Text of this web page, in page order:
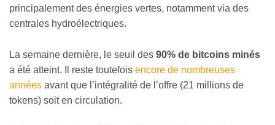
principalement des énergies vertes, notamment via des
centrales hydroélectriques.
La semaine dernière, le seuil des 90% de bitcoins minés
a été atteint. Il reste toutefois encore de nombreuses
années avant que l’intégralité de l’offre (21 millions de
tokens) soit en circulation.